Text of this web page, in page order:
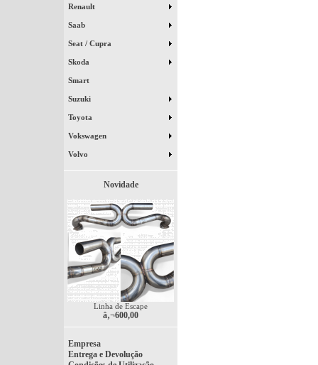
Renault
Saab
Seat / Cupra
Skoda
Smart
Suzuki
Toyota
Vokswagen
Volvo
Novidade
Linha de Escape
â‚¬600,00
Empresa
Entrega e Devolução